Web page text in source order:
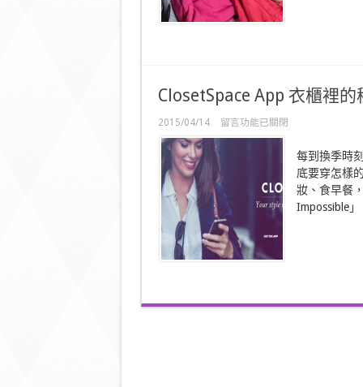
摺
疊
中
ClosetSpace App 衣櫃裡的
2015/04/14
在
〈ClosetSpace
櫃
裡
秘
密
空
間〉
留言功能已關閉
每到換季時
底要穿怎樣
妝、食早餐
Impossible